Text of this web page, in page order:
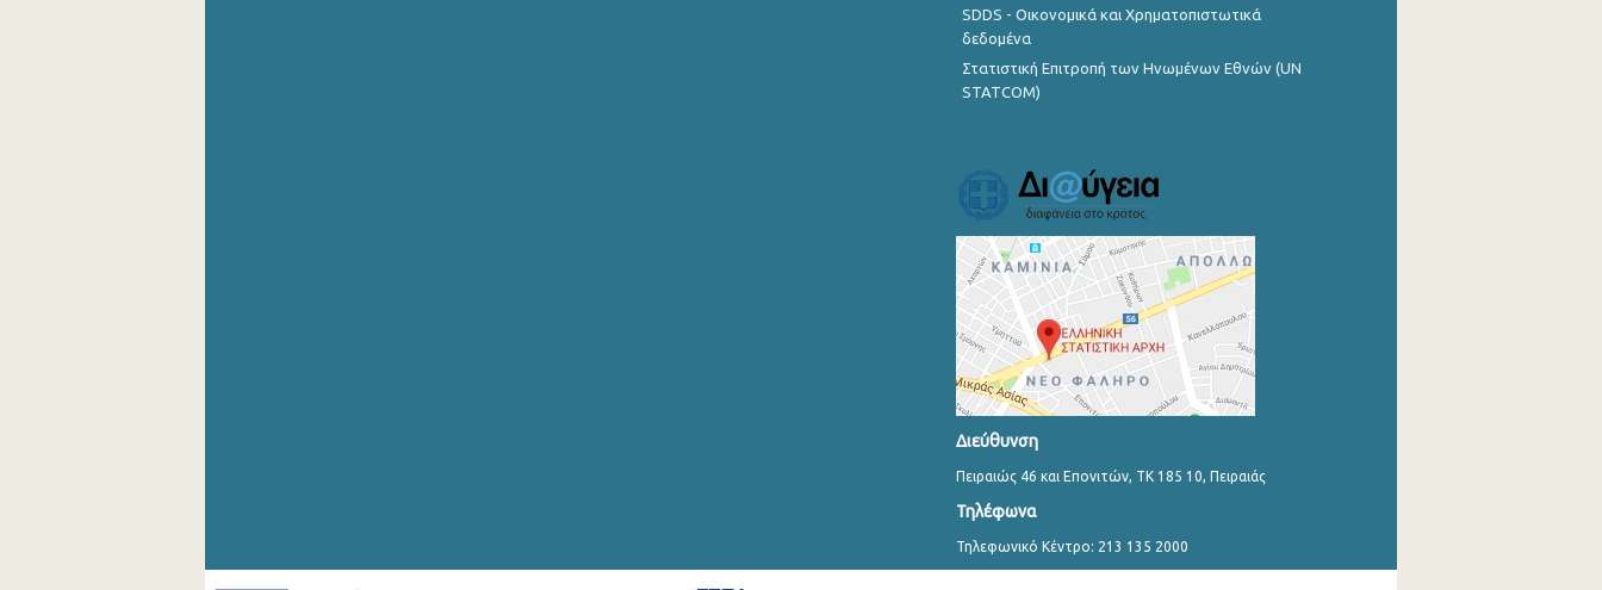
SDDS - Οικονομικά και Χρηματοπιστωτικά
δεδομένα
Στατιστική Επιτροπή των Ηνωμένων Εθνών (UN
STATCOM)
Διεύθυνση
Πειραιώς 46 και Επονιτών, ΤΚ 185 10, Πειραιάς
Τηλέφωνα
Τηλεφωνικό Κέντρο: 213 135 2000